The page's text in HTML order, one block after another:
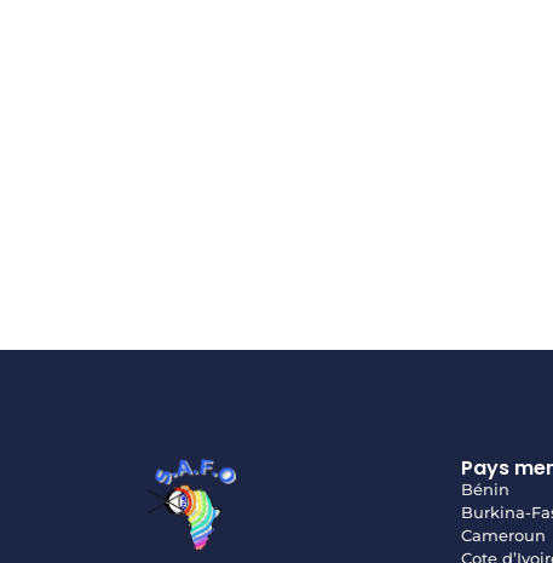
Pays
Bénin
Burkina-
Cameroun
Cote